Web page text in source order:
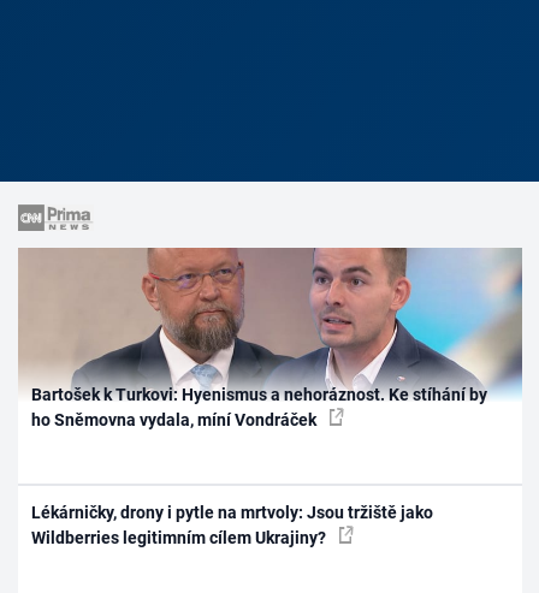
Bartošek k Turkovi: Hyenismus a nehoráznost. Ke stíhání by
ho Sněmovna vydala, míní Vondráček
Lékárničky, drony i pytle na mrtvoly: Jsou tržiště jako
Wildberries legitimním cílem Ukrajiny?